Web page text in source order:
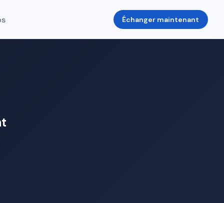
Échanger maintenant